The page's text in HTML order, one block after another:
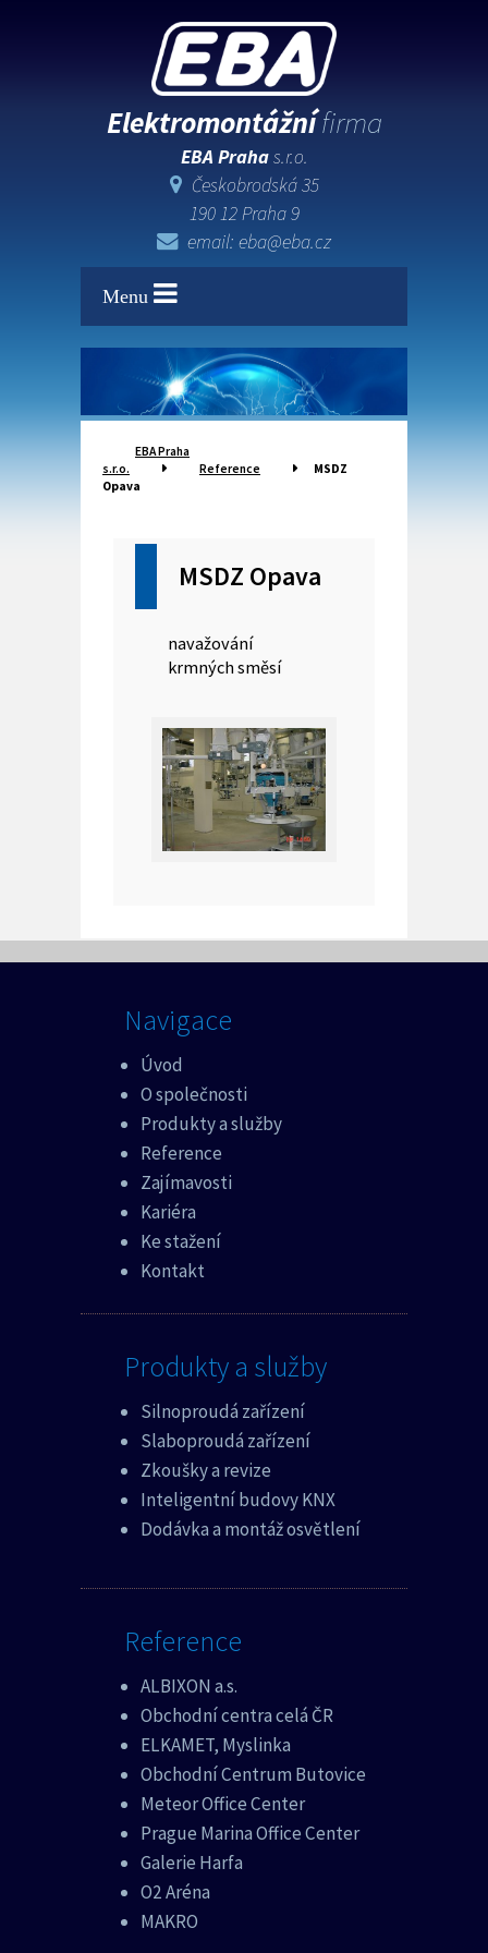
Elektromontážnífirma
EBA Prahas.r.o.
Českobrodská 35
190 12 Praha 9
email: eba@eba.cz
Menu
EBA Praha
s.r.o.
Reference
MSDZ
Opava
MSDZ Opava
navažování
krmných směsí
Navigace
Úvod
O společnosti
Produkty a služby
Reference
Zajímavosti
Kariéra
Ke stažení
Kontakt
Produkty a služby
Silnoproudá zařízení
Slaboproudá zařízení
Zkoušky a revize
Inteligentní budovy KNX
Dodávka a montáž osvětlení
Reference
ALBIXON a.s.
Obchodní centra celá ČR
ELKAMET, Myslinka
Obchodní Centrum Butovice
Meteor Office Center
Prague Marina Office Center
Galerie Harfa
O2 Aréna
MAKRO